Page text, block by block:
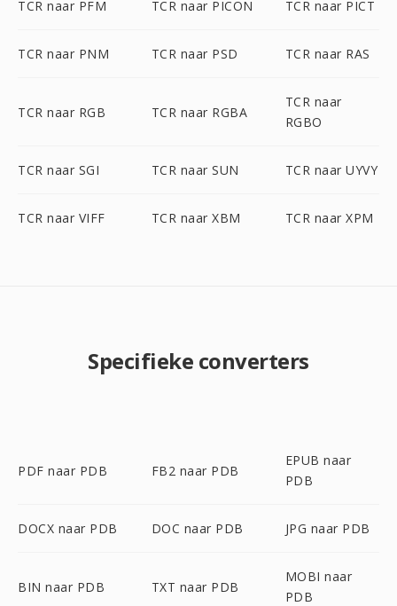
TCR naar PFM TCR naar PICON TCR naar PICT
TCR naar PNM TCR naar PSD TCR naar RAS
TCR naar RGB TCR naar RGBA
TCR naar
RGBO
TCR naar SGI TCR naar SUN TCR naar UYVY
TCR naar VIFF TCR naar XBM TCR naar XPM
Specifieke converters
PDF naar PDB FB2 naar PDB
EPUB naar
PDB
DOCX naar PDB DOC naar PDB JPG naar PDB
BIN naar PDB TXT naar PDB
MOBI naar
PDB